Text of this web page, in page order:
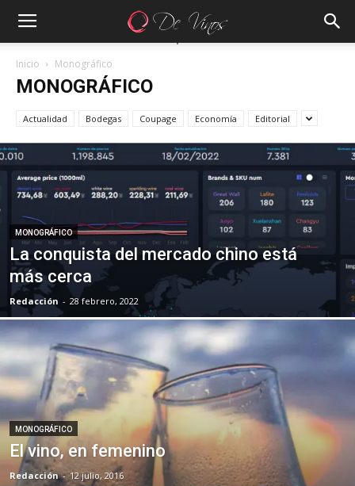
Inicio Monográfico
MONOGRÁFICO
Actualidad Bodegas Coupage Economía Editorial
MONOGRÁFICO
La conquista del mercado chino está
más cerca
Redacción - 28 febrero, 2022
MONOGRÁFICO
El vino, en femenino
Redacción - 12 julio, 2016